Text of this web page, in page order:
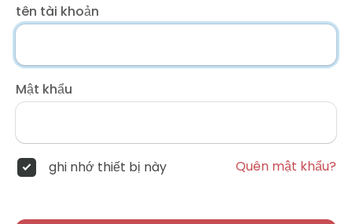
tên tài khoản
Mật khẩu
ghi nhớ thiết bị này Quên mật khẩu?